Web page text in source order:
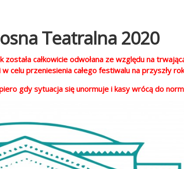
Teatralna 2020
całkowicie odwołana ze względu na
celu przeniesienia całego festiwalu na przyszły
gdy sytuacja się unormuje i kasy wrócą do